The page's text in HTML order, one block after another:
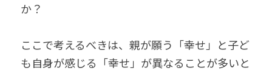
か？
ここで考えるべきは、親が願う「幸せ」と子ど
も自身が感じる「幸せ」が異なることが多いと